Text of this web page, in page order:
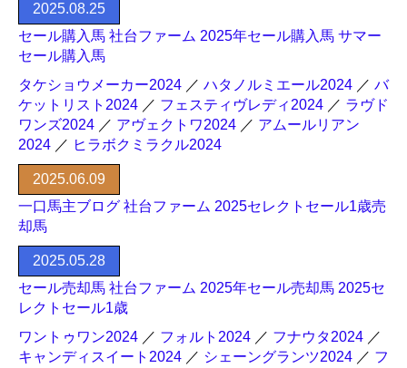
2025.08.25
セール購入馬 社台ファーム 2025年セール購入馬 サマー
セール購入馬
タケショウメーカー2024 ／ ハタノルミエール2024 ／ バ
ケットリスト2024 ／ フェスティヴレディ2024 ／ ラヴド
ワンズ2024 ／ アヴェクトワ2024 ／ アムールリアン
2024 ／ ヒラボクミラクル2024
2025.06.09
一口馬主ブログ 社台ファーム 2025セレクトセール1歳売
却馬
2025.05.28
セール売却馬 社台ファーム 2025年セール売却馬 2025セ
レクトセール1歳
ワントゥワン2024 ／ フォルト2024 ／ フナウタ2024 ／
キャンディスイート2024 ／ シェーングランツ2024 ／ フ